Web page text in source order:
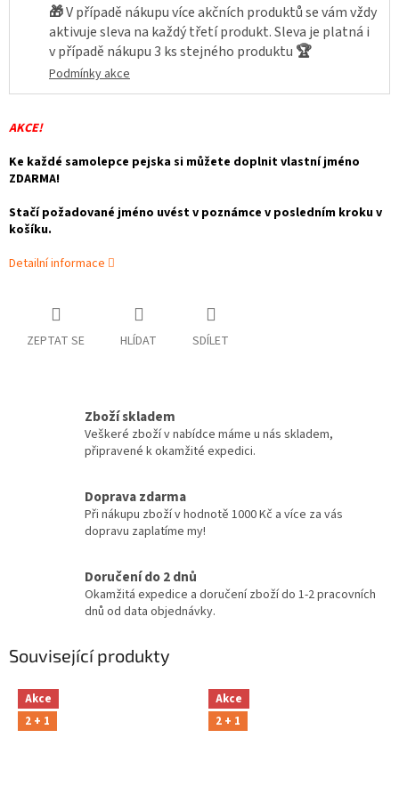
🎁V případě nákupu více akčních produktů se vám vždy
aktivuje sleva na každý třetí produkt. Sleva je platná i
v případě nákupu 3 ks stejného produktu 🏆
Podmínky akce
AKCE!
Ke každé samolepce pejska si můžete doplnit vlastní jméno
ZDARMA!
Stačí požadované jméno uvést v poznámce v posledním kroku v
košíku.
Detailní informace
ZEPTAT SE HLÍDAT SDÍLET
Zboží skladem
Veškeré zboží v nabídce máme u nás skladem,
připravené k okamžité expedici.
Doprava zdarma
Při nákupu zboží v hodnotě 1000 Kč a více za vás
dopravu zaplatíme my!
Doručení do 2 dnů
Okamžitá expedice a doručení zboží do 1-2 pracovních
dnů od data objednávky.
Související produkty
Akce
2 + 1
Akce
2 + 1